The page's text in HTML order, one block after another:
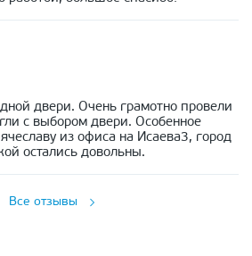
двери. Очень грамотно провели
с выбором двери. Особенное
из офиса на Исаева3, город
остались довольны.
Все отзывы